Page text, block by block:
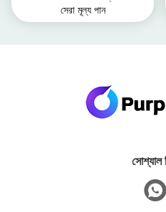
আইওন ব্যাটারি
সেরা মূল্য পান
সোশ্যাল